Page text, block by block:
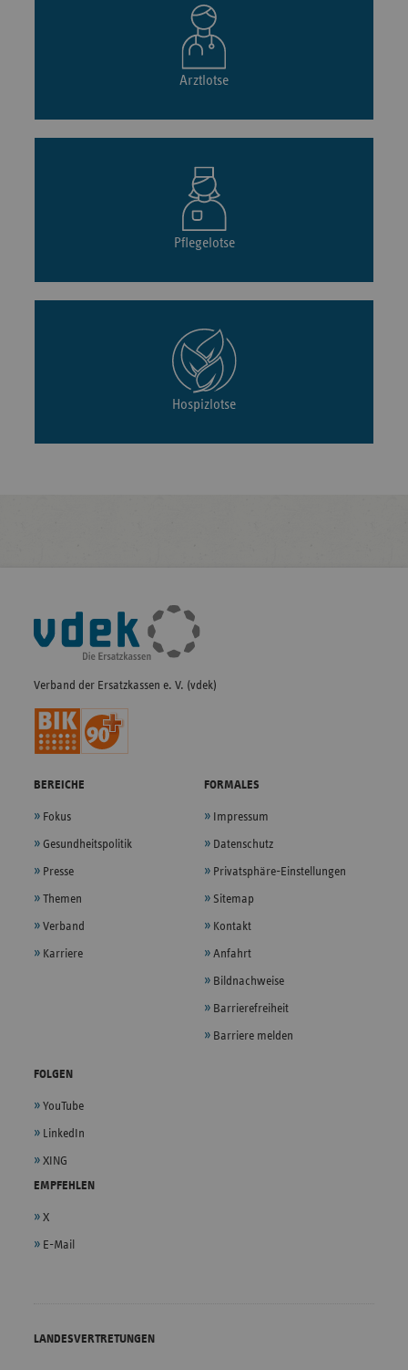
Arztlotse
Pflegelotse
Hospizlotse
Fußleisten-
Navigation
Verband der Ersatzkassen e. V. (vdek)
BEREICHE
Fokus
Gesundheitspolitik
Presse
Themen
Verband
Karriere
FORMALES
Impressum
Datenschutz
Privatsphäre-Einstellungen
Sitemap
Kontakt
Anfahrt
Bildnachweise
Barrierefreiheit
Barriere melden
FOLGEN
YouTube
LinkedIn
XING
EMPFEHLEN
X
E-Mail
LANDESVERTRETUNGEN